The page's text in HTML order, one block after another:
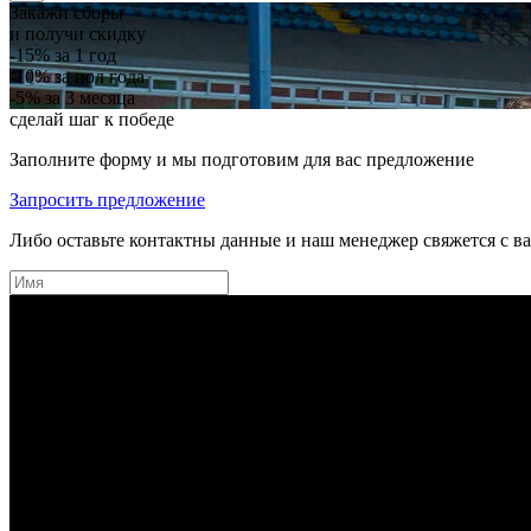
Закажи сборы
и получи скидку
-15%за 1 год
-10%за пол года
-5%за 3 месяца
сделай шаг к победе
Заполните форму и мы подготовим для вас предложение
Запросить предложение
Либо оставьте контактны данные и наш менеджер свяжется с